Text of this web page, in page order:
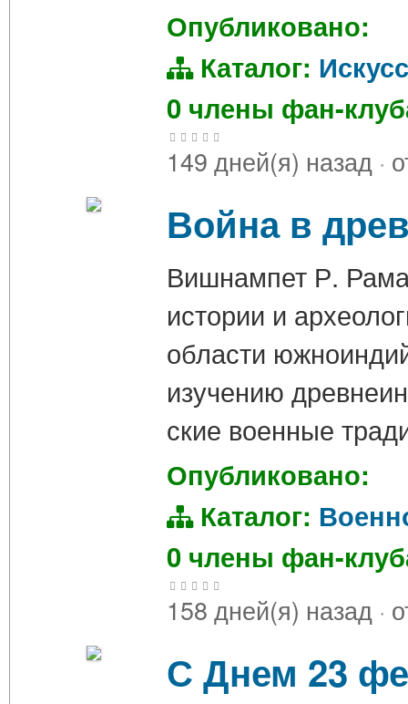
Опубликовано:
Каталог:
0 члены фан-
149 дней(я) назад ·
Война в
Вишнампет Р.
истории и
области
изучению
ские военные
Опубликовано:
Каталог:
0 члены фан-
158 дней(я) назад ·
С Днем 23